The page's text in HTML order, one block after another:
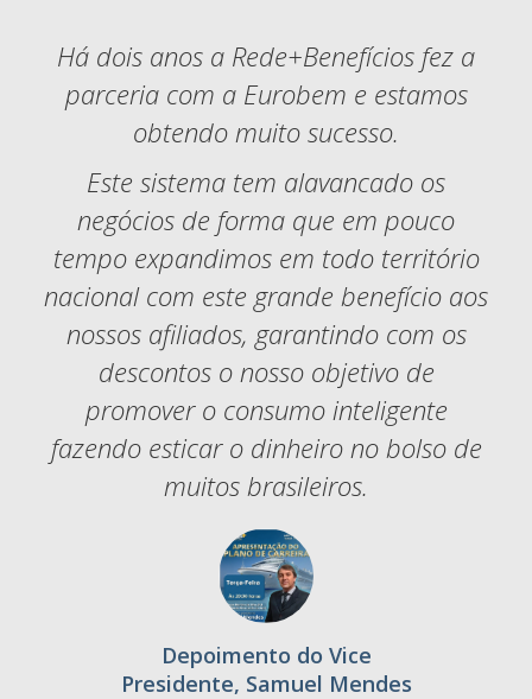
Há dois anos a Rede+Benefícios fez a
parceria com a Eurobem e estamos
obtendo muito sucesso.
Este sistema tem alavancado os
negócios de forma que em pouco
tempo expandimos em todo território
nacional com este grande benefício aos
nossos afiliados, garantindo com os
descontos o nosso objetivo de
promover o consumo inteligente
fazendo esticar o dinheiro no bolso de
muitos brasileiros.
Depoimento do Vice
Presidente, Samuel Mendes